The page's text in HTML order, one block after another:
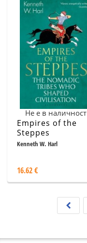
Не е в наличност
Empires of the
Steppes
Kenneth W. Harl
16.62 €